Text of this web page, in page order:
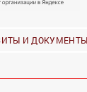
И ДОКУМЕНТЫ